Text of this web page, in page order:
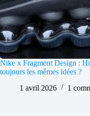
Nike x Fragment Design :
toujours les mêmes idées ?
1 avril 2026
1